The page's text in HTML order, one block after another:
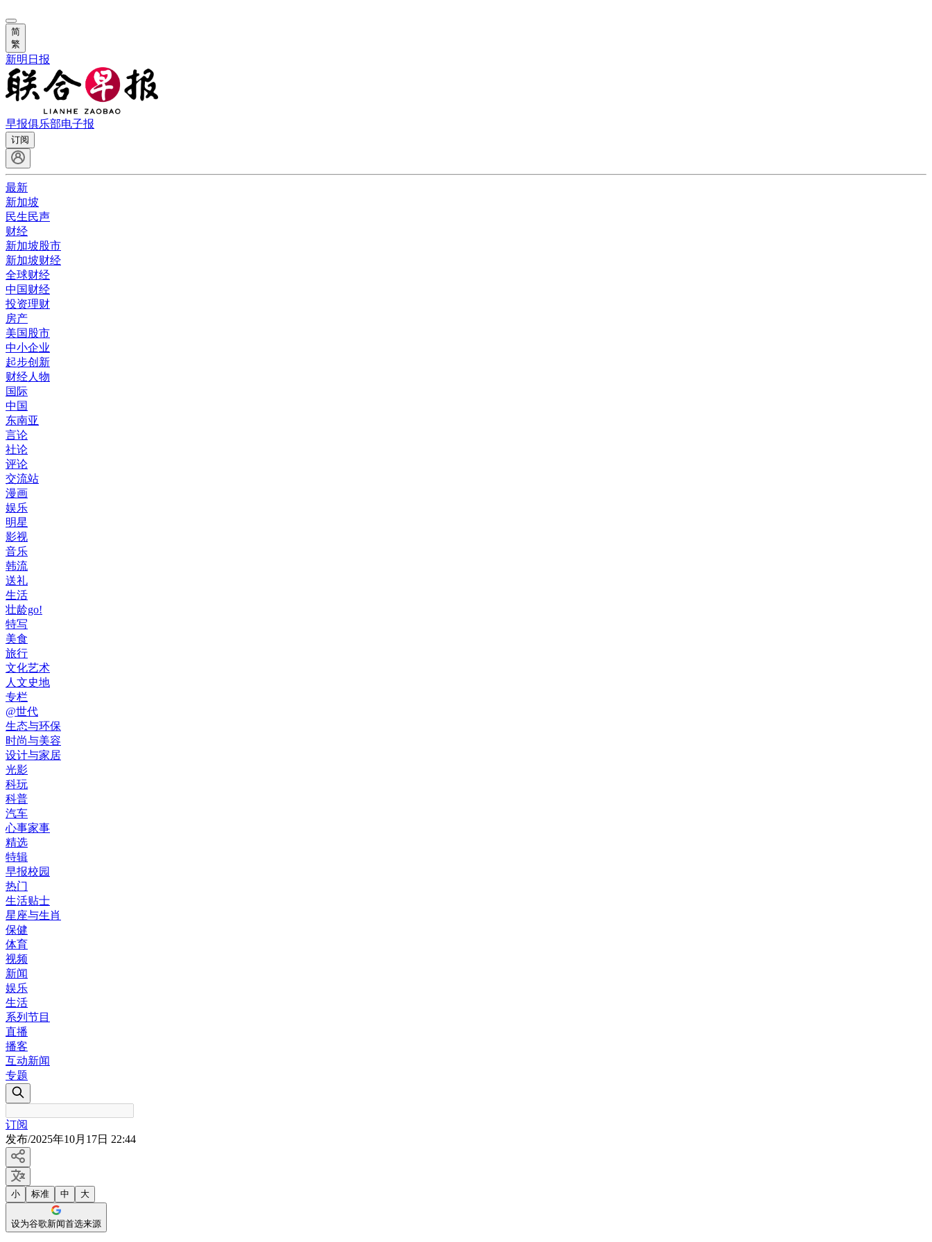
简
繁
新明日报
早报俱乐部电子报
订阅
最新
新加坡
民生民声
财经
新加坡股市
新加坡财经
全球财经
中国财经
投资理财
房产
美国股市
中小企业
起步创新
财经人物
国际
中国
东南亚
言论
社论
评论
交流站
漫画
娱乐
明星
影视
音乐
韩流
送礼
生活
壮龄go!
特写
美食
旅行
文化艺术
人文史地
专栏
@世代
生态与环保
时尚与美容
设计与家居
光影
科玩
科普
汽车
心事家事
精选
特辑
早报校园
热门
生活贴士
星座与生肖
保健
体育
视频
新闻
娱乐
生活
系列节目
直播
播客
互动新闻
专题
订阅
发布/2025年10月17日 22:44
小 标准 中 大
设为谷歌新闻首选来源